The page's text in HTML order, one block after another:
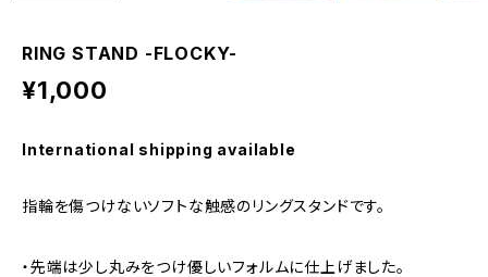
RING STAND -FLOCKY-
¥1,000
International shipping available
指輪を傷つけないソフトな触感のリングスタンドです。
・先端は少し丸みをつけ優しいフォルムに仕上げました。